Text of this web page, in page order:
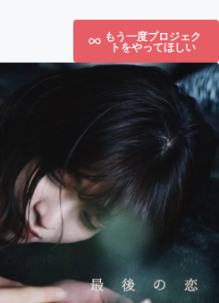
もう一度プロジェク
トをやってほしい